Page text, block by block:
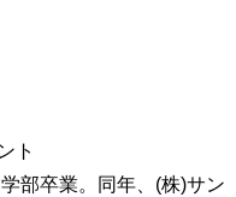
ト
部卒業。同年、(株)サン